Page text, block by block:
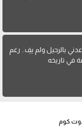
وعدني بالرحيل ولم يفِ.. رغم
في تاريخه
كوم